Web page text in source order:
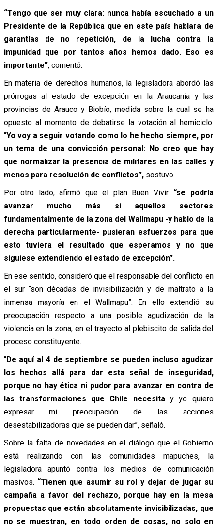
“Tengo que ser muy clara: nunca había escuchado a un
Presidente de la República que en este país hablara de
garantías de no repetición, de la lucha contra la
impunidad que por tantos años hemos dado. Eso es
importante”, comentó.
En materia de derechos humanos, la legisladora abordó las
prórrogas al estado de excepción en la Araucanía y las
provincias de Arauco y Biobío, medida sobre la cual se ha
opuesto al momento de debatirse la votación al hemiciclo.
“Yo voy a seguir votando como lo he hecho siempre, por
un tema de una convicción personal: No creo que hay
que normalizar la presencia de militares en las calles y
menos para resolución de conflictos”, sostuvo.
Por otro lado, afirmó que el plan Buen Vivir “se podría
avanzar mucho más si aquellos sectores
fundamentalmente de la zona del Wallmapu -y hablo de la
derecha particularmente- pusieran esfuerzos para que
esto tuviera el resultado que esperamos y no que
siguiese extendiendo el estado de excepción”.
En ese sentido, consideró que el responsable del conflicto en
el sur “son décadas de invisibilización y de maltrato a la
inmensa mayoría en el Wallmapu”. En ello extendió su
preocupación respecto a una posible agudización de la
violencia en la zona, en el trayecto al plebiscito de salida del
proceso constituyente.
“De aquí al 4 de septiembre se pueden incluso agudizar
los hechos allá para dar esta señal de inseguridad,
porque no hay ética ni pudor para avanzar en contra de
las transformaciones que Chile necesita y yo quiero
expresar mi preocupación de las acciones
desestabilizadoras que se pueden dar”, señaló.
Sobre la falta de novedades en el diálogo que el Gobierno
está realizando con las comunidades mapuches, la
legisladora apuntó contra los medios de comunicación
masivos. “Tienen que asumir su rol y dejar de jugar su
campaña a favor del rechazo, porque hay en la mesa
propuestas que están absolutamente invisibilizadas, que
no se muestran, en todo orden de cosas, no solo en